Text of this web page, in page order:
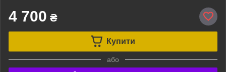
4 700 ₴
Купити
або